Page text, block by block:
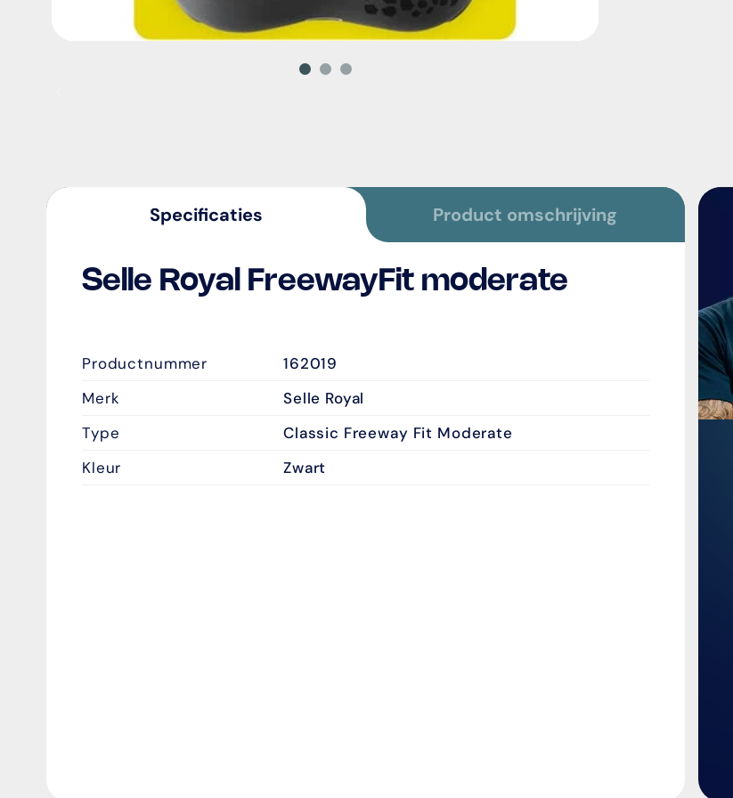
Specificaties Product omschrijving
Selle Royal FreewayFit moderate
Productnummer
162019
Merk
Selle Royal
Type
Classic Freeway Fit Moderate
Kleur
Zwart